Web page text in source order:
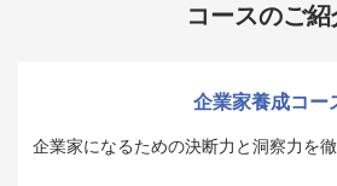
コースのご紹
企業家養成コー
企業家になるための決断力と洞察力を